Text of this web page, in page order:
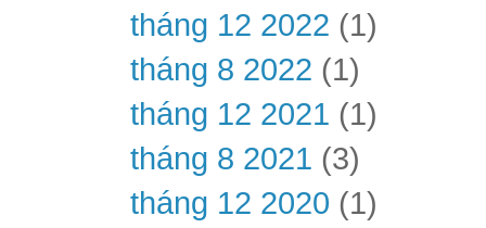
tháng 12 2022 (1)
tháng 8 2022 (1)
tháng 12 2021 (1)
tháng 8 2021 (3)
tháng 12 2020 (1)